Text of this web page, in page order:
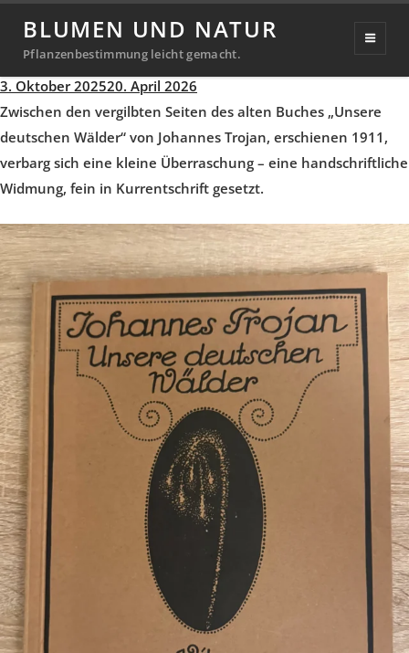
BLUMEN UND NATUR
Pflanzenbestimmung leicht gemacht.
Widmung im Buch – Unsere
Wälder – Johannes Trojan
Veröffentlicht
am
3. Oktober 202520. April 2026
von
Michael
Richter
Zwischen den vergilbten Seiten des alten Buches „Unsere
deutschen Wälder“ von Johannes Trojan, erschienen 1911,
verbarg sich eine kleine Überraschung – eine handschriftliche
Widmung, fein in Kurrentschrift gesetzt.